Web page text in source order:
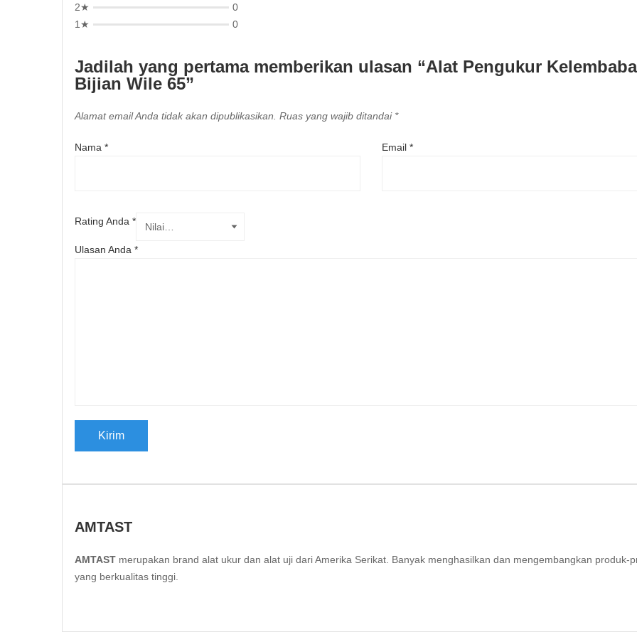
2★
0
1★
0
Jadilah yang pertama memberikan ulasan “Alat Pengukur
Bijian Wile 65”
Alamat email Anda tidak akan dipublikasikan. Ruas yang wajib ditandai *
Nama * Email *
Rating Anda *
Ulasan Anda *
AMTAST
AMTAST merupakan brand alat ukur dan alat uji dari Amerika Serikat. Banyak menghasilkan dan mengembangkan produk-
yang berkualitas tinggi.